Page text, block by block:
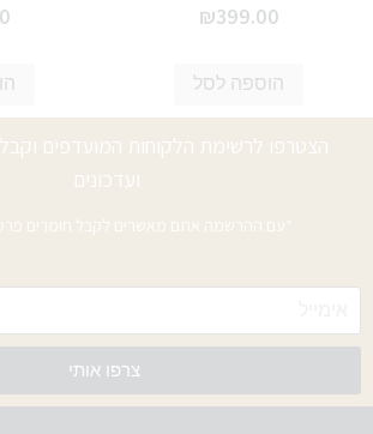
₪399.00
הוספה לסל
הצטרפו לרשימת הלקוחות המועדפים
ועדכונים
*עם ההרשמה אתם מאשרים לקבל חומרים
צרפו אותי